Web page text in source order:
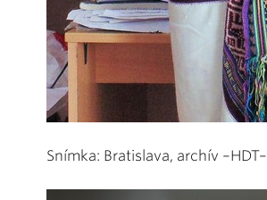
Snímka: Bratislava, archív –HDT–